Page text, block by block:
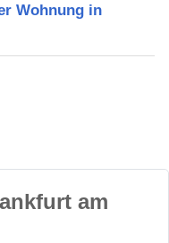
Wohnung in
am